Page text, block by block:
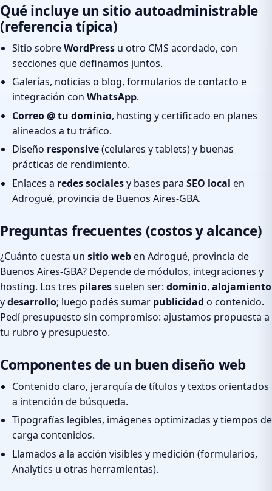
Qué incluye un sitio autoadministrable
(referencia típica)
Sitio sobreWordPress u otro CMS acordado, con
secciones que definamos juntos.
Galerías, noticias o blog, formularios de contacto e
integración con WhatsApp.
Correo @ tu dominio, hosting y certificado en planes
alineados a tu tráfico.
Diseño responsive(celulares y tablets) y buenas
prácticas de rendimiento.
Enlaces a redes socialesy bases para SEO local en
Adrogué, provincia de Buenos Aires-GBA.
Preguntas frecuentes (costos y alcance)
¿Cuánto cuesta un sitio weben Adrogué, provincia de
Buenos Aires-GBA? Depende de módulos, integraciones y
hosting. Los tres pilaressuelen ser: dominio, alojamiento
ydesarrollo; luego podés sumar publicidad o contenido.
Pedí presupuesto sin compromiso: ajustamos propuesta a
tu rubro y presupuesto.
Componentes de un buen diseño web
Contenido claro, jerarquía de títulos y textos orientados
a intención de búsqueda.
Tipografías legibles, imágenes optimizadas y tiempos de
carga contenidos.
Llamados a la acción visibles y medición (formularios,
Analytics u otras herramientas).